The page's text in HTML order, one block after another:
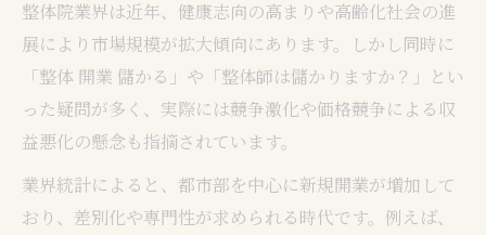
整体院業界は近年、健康志向の高まりや高齢化社会の進
展により市場規模が拡大傾向にあります。しかし同時に
「整体 開業 儲かる」や「整体師は儲かりますか？」とい
った疑問が多く、実際には競争激化や価格競争による収
益悪化の懸念も指摘されています。
業界統計によると、都市部を中心に新規開業が増加して
おり、差別化や専門性が求められる時代です。例えば、